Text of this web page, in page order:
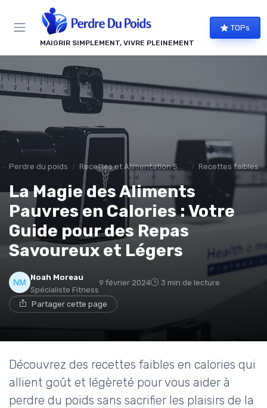
MAIGRIR SIMPLEMENT, VIVRE PLEINEMENT
TOPs
Perdre du poids Recettes et Alimentation Saine Recettes faibles
La Magie des Aliments
Pauvres en Calories : Votre
Guide pour des Repas
Savoureux et Légers
Noah Moreau
Spécialiste Fitness
9 février 2024 3 min de lecture
Partager cette page
Découvrez des recettes faibles en calories qui
allient goût et légèreté pour vous aider à
perdre du poids sans sacrifier les plaisirs de la
Panneau de gestion des cookies